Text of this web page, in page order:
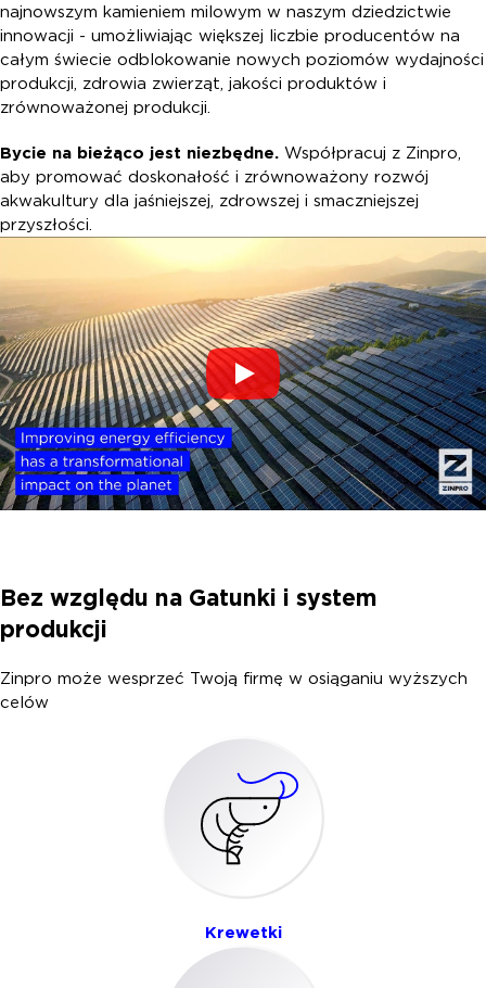
najnowszym kamieniem milowym w naszym dziedzictwie
innowacji - umożliwiając większej liczbie producentów na
całym świecie odblokowanie nowych poziomów wydajności
produkcji, zdrowia zwierząt, jakości produktów i
zrównoważonej produkcji.
Bycie na bieżąco jest niezbędne. Współpracuj z Zinpro,
aby promować doskonałość i zrównoważony rozwój
akwakultury dla jaśniejszej, zdrowszej i smaczniejszej
przyszłości.
Bez względu na Gatunki i system
produkcji
Zinpro może wesprzeć Twoją firmę w osiąganiu wyższych
celów
Krewetki